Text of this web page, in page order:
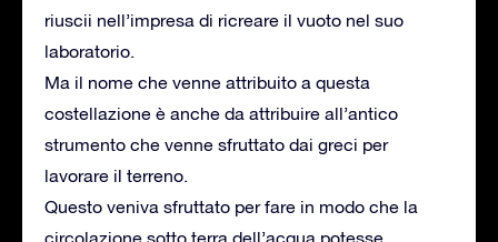
riuscii nell’impresa di ricreare il vuoto nel suo
laboratorio.
Ma il nome che venne attribuito a questa
costellazione è anche da attribuire all’antico
strumento che venne sfruttato dai greci per
lavorare il terreno.
Questo veniva sfruttato per fare in modo che la
circolazione sotto terra dell’acqua potesse